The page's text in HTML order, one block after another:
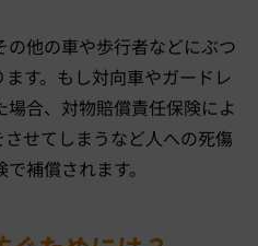
他の車や歩行者などにぶつ
す。もし対向車やガードレ
合、対物賠償責任保険によ
せてしまうなど人への死傷
補償されます。